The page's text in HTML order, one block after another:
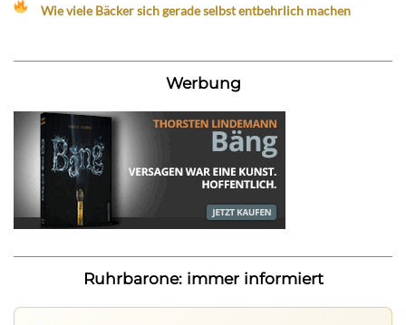
Wie viele Bäcker sich gerade selbst entbehrlich machen
Werbung
Ruhrbarone: immer informiert